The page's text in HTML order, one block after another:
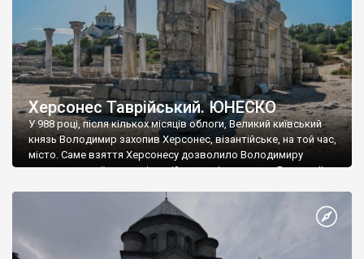
Херсонес Таврійський. ЮНЕСКО
У 988 році, після кількох місяців облоги, Великий київський
князь Володимир захопив Херсонес, візантійське, на той час,
місто. Саме взяття Херсонесу дозволило Володимиру
диктувати свої умови візантійському імператору Василю ІІ, та
Херсонесі Володимир-язичник, став Василем-християнином.
А потім було Хрещення Русі. На честь Херсонесу Таврійського